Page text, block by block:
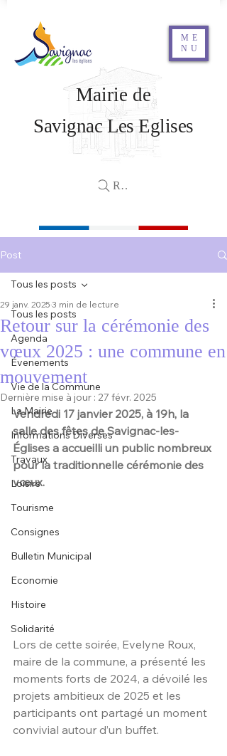
ME
NU
Savignac Les Eglises
Mairie de
Rechercher
Post
Tous les posts
Agenda
Évenements
Vie de la Commune
La Mairie
Informations Diverses
Travaux
Loisirs
Tourisme
Consignes
Bulletin Municipal
Economie
Histoire
Solidarité
Tous les posts
Retour sur la cérémonie des
vœux 2025 : une commune en
mouvement
29 janv. 2025 3 min de lecture
Dernière mise à jour : 27 févr. 2025
Vendredi 17 janvier 2025, à 19h, la
salle des fêtes de Savignac-les-
Églises a accueilli un public nombreux
pour la traditionnelle cérémonie des
vœux.
Lors de cette soirée, Evelyne Roux,
maire de la commune, a présenté les
moments forts de 2024, a dévoilé les
projets ambitieux de 2025 et les
participants ont partagé un moment
convivial autour d’un buffet.